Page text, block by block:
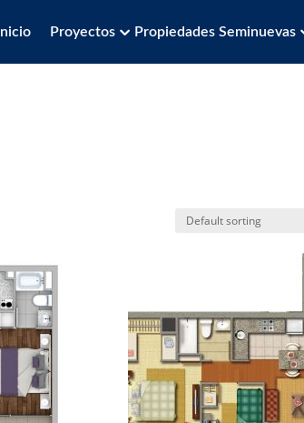
Inicio Proyectos Propiedades Seminuevas